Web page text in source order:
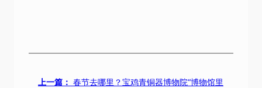
上一篇： 春节去哪里？宝鸡青铜器博物院“博物馆里